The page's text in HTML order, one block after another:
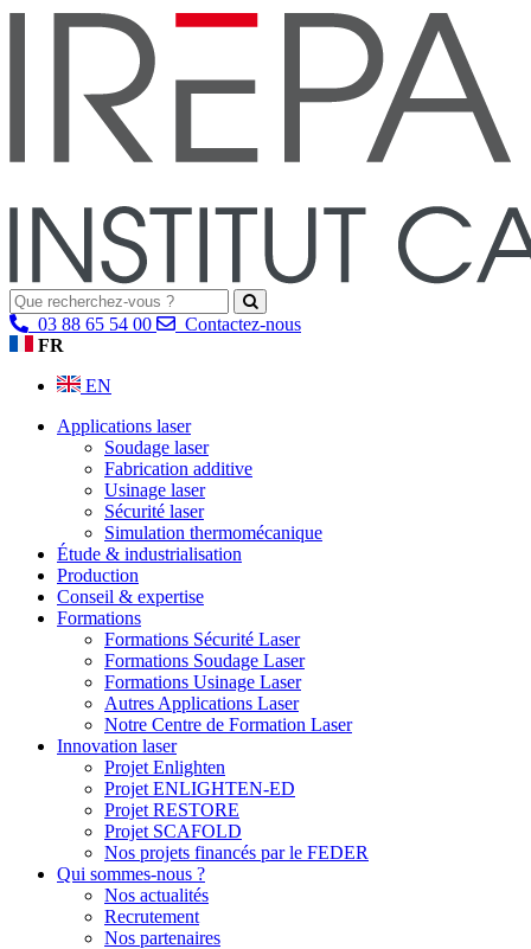
03 88 65 54 00
Contactez-nous
FR
EN
Applications laser
Soudage laser
Fabrication additive
Usinage laser
Sécurité laser
Simulation thermomécanique
Étude & industrialisation
Production
Conseil & expertise
Formations
Formations Sécurité Laser
Formations Soudage Laser
Formations Usinage Laser
Autres Applications Laser
Notre Centre de Formation Laser
Innovation laser
Projet Enlighten
Projet ENLIGHTEN-ED
Projet RESTORE
Projet SCAFOLD
Nos projets financés par le FEDER
Qui sommes-nous ?
Nos actualités
Recrutement
Nos partenaires